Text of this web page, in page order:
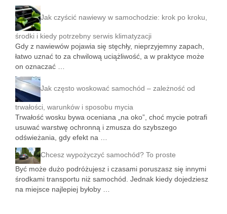
Jak czyścić nawiewy w samochodzie: krok po kroku,
środki i kiedy potrzebny serwis klimatyzacji
Gdy z nawiewów pojawia się stęchły, nieprzyjemny zapach,
łatwo uznać to za chwilową uciążliwość, a w praktyce może
on oznaczać …
Jak często woskować samochód – zależność od
trwałości, warunków i sposobu mycia
Trwałość wosku bywa oceniana „na oko”, choć mycie potrafi
usuwać warstwę ochronną i zmusza do szybszego
odświeżania, gdy efekt na …
Chcesz wypożyczyć samochód? To proste
Być może dużo podróżujesz i czasami poruszasz się innymi
środkami transportu niż samochód. Jednak kiedy dojedziesz
na miejsce najlepiej byłoby …